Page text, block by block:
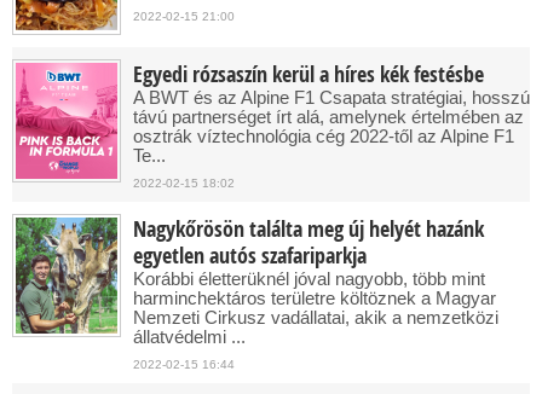
2022-02-15 21:00
Egyedi rózsaszín kerül a híres kék festésbe
A BWT és az Alpine F1 Csapata stratégiai, hosszú
távú partnerséget írt alá, amelynek értelmében az
osztrák víztechnológia cég 2022-től az Alpine F1
Te...
2022-02-15 18:02
Nagykőrösön találta meg új helyét hazánk
egyetlen autós szafariparkja
Korábbi életterüknél jóval nagyobb, több mint
harminchektáros területre költöznek a Magyar
Nemzeti Cirkusz vadállatai, akik a nemzetközi
állatvédelmi ...
2022-02-15 16:44